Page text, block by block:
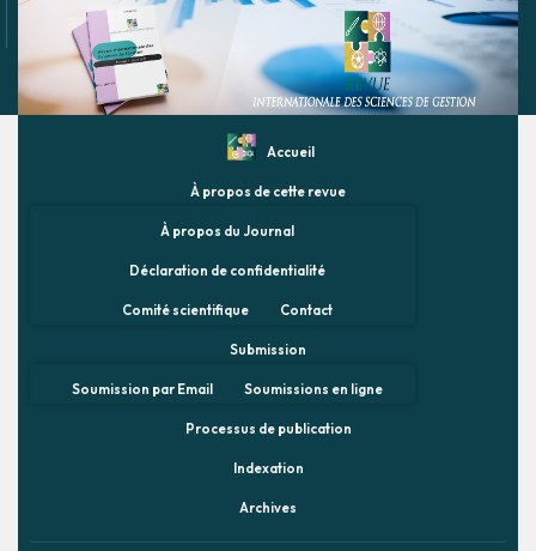
Accueil
À propos de cette revue
À propos du Journal
Déclaration de confidentialité
Comité scientifique Contact
Submission
Soumission par Email Soumissions en ligne
Processus de publication
Indexation
Archives